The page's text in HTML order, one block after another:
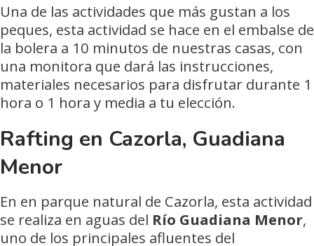
Una de las actividades que más gustan a los
peques, esta actividad se hace en el embalse de
la bolera a 10 minutos de nuestras casas, con
una monitora que dará las instrucciones,
materiales necesarios para disfrutar durante 1
hora o 1 hora y media a tu elección.
Rafting en Cazorla, Guadiana
Menor
En en parque natural de Cazorla, esta actividad
se realiza en aguas del Río Guadiana Menor,
uno de los principales afluentes del